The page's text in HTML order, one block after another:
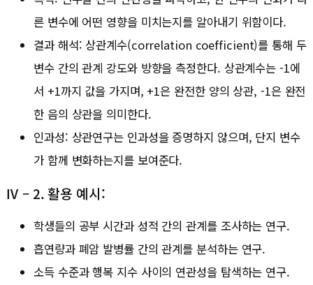
른 변수에 어떤 영향을 미치는지를 알아내기 위함이다.
결과 해석: 상관계수(correlation coefficient)를 통해 두
변수 간의 관계 강도와 방향을 측정한다. 상관계수는 -1에
서 +1까지 값을 가지며, +1은 완전한 양의 상관, -1은 완전
한 음의 상관을 의미한다.
인과성: 상관연구는 인과성을 증명하지 않으며, 단지 변수
가 함께 변화하는지를 보여준다.
Ⅳ – 2. 활용 예시:
학생들의 공부 시간과 성적 간의 관계를 조사하는 연구.
흡연량과 폐암 발병률 간의 관계를 분석하는 연구.
소득 수준과 행복 지수 사이의 연관성을 탐색하는 연구.